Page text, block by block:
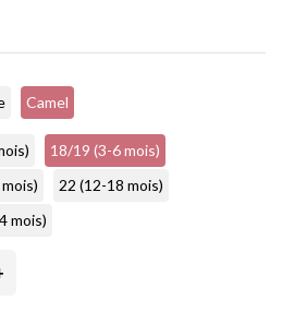
Camel
18/19 (3-6 mois)
22 (12-18 mois)
mois)